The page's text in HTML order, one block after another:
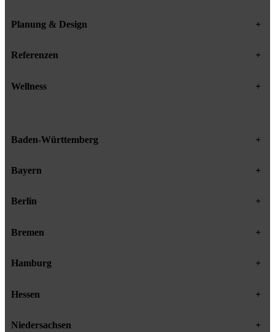
Planung & Design +
Referenzen +
Wellness +
Baden-Württemberg +
Bayern +
Berlin +
Bremen +
Hamburg +
Hessen +
Niedersachsen +